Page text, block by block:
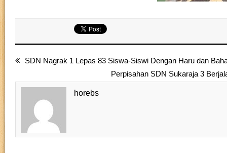
SDN Nagrak 1 Lepas 83 Siswa-Siswi Dengan Haru dan
Perpisahan SDN Sukaraja 3
horebs